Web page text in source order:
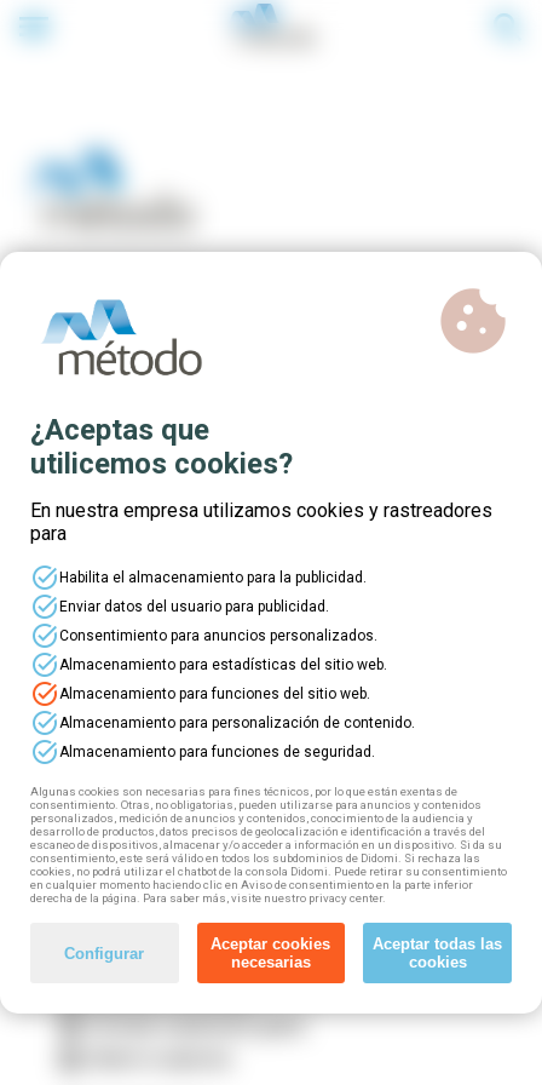
menu search
Cursos online gratuitos para
trabajadores/as del sector
online gratuitospara profesionales del
Agrario! ⭐
⏩ Este sector incluye: Sector Agrario, Forestal y
Pecuario; Producción, manipulado, envasado para
el comercio y exportación de cítricos, frutas,
hortalizas, flores y plantas vivas; Granjas avícolas
y otros animales.
⏩ Si trabajas en este sector (tanto por cuenta
propia como por cuenta ajena) puedes acceder a
esta formación gratuita, 100% subvencionada.
¿Cómo? ¡Muy fácil! Tan solo tienes que seguir
estos pasos:
1️⃣ Elige tu curso
¿Aceptas que
utilicemos cookies?
cookie
En nuestra empresa utilizamos cookies y rastreadores
para
task_alt Habilita el almacenamiento para la publicidad.
task_alt Enviar datos del usuario para publicidad.
task_altConsentimiento para anuncios personalizados.
task_altAlmacenamiento para estadísticas del sitio web.
task_altAlmacenamiento para funciones del sitio web.
task_altAlmacenamiento para personalización de contenido.
task_altAlmacenamiento para funciones de seguridad.
Algunas cookies son necesarias para fines técnicos, por lo que están exentas de
consentimiento. Otras, no obligatorias, pueden utilizarse para anuncios y contenidos
personalizados, medición de anuncios y contenidos, conocimiento de la audiencia y
desarrollo de productos, datos precisos de geolocalización e identificación a través del
escaneo de dispositivos, almacenar y/o acceder a información en un dispositivo. Si da su
consentimiento, este será válido en todos los subdominios de Didomi. Si rechaza las
cookies, no podrá utilizar el chatbot de la consola Didomi. Puede retirar su consentimiento
en cualquier momento haciendo clic en Aviso de consentimiento en la parte inferior
derecha de la página. Para saber más, visite nuestro privacy center.
Configurar
Aceptar cookies
necesarias
Aceptar todas las
cookies